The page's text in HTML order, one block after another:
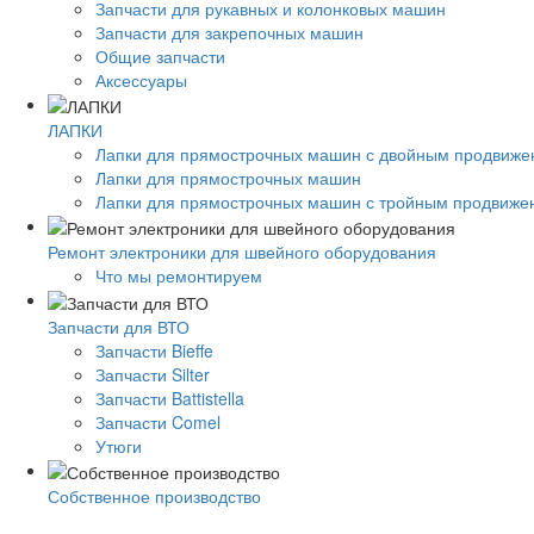
Запчасти для рукавных и колонковых машин
Запчасти для закрепочных машин
Общие запчасти
Аксессуары
ЛАПКИ
Лапки для прямострочных машин с двойным
Лапки для прямострочных машин
Лапки для прямострочных машин с тройным
Ремонт электроники для швейного оборудования
Что мы ремонтируем
Запчасти для ВТО
Запчасти Bieffe
Запчасти Silter
Запчасти Battistella
Запчасти Comel
Утюги
Собственное производство